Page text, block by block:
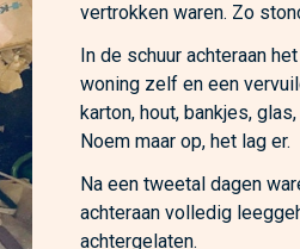
vertrokken waren. Zo
In de schuur achteraan
woning zelf en een
karton, hout, bankjes,
Noem maar op, het lag er.
Na een tweetal dagen
achteraan volledig
achtergelaten.